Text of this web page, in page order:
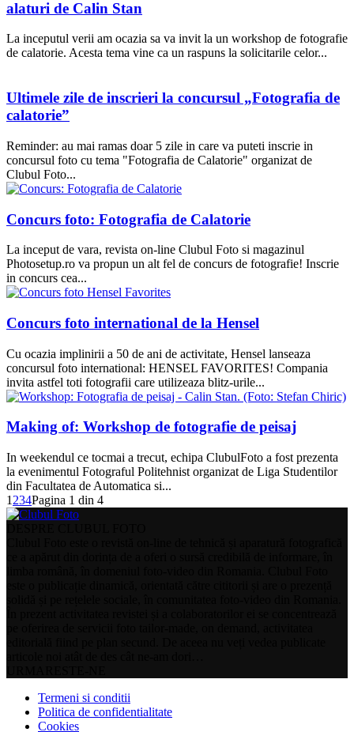
alaturi de Calin Stan
La inceputul verii am ocazia sa va invit la un workshop de fotografie
de calatorie. Acesta tema vine ca un raspuns la solicitarile celor...
Ultimele zile de inscrieri la concursul „Fotografia de
calatorie”
Reminder: au mai ramas doar 5 zile in care va puteti inscrie in
concursul foto cu tema "Fotografia de Calatorie" organizat de
Clubul Foto...
Concurs foto: Fotografia de Calatorie
La inceput de vara, revista on-line Clubul Foto si magazinul
Photosetup.ro va propun un alt fel de concurs de fotografie! Inscrie
in concurs cea...
Concurs foto international de la Hensel
Cu ocazia implinirii a 50 de ani de activitate, Hensel lanseaza
concursul foto international: HENSEL FAVORITES! Compania
invita astfel toti fotografii care utilizeaza blitz-urile...
Making of: Workshop de fotografie de peisaj
In weekendul ce tocmai a trecut, echipa ClubulFoto a fost prezenta
la evenimentul Fotograful Politehnist organizat de Liga Studentilor
din Facultatea de Automatica si...
1 234Pagina 1 din 4
Termeni si conditii
Politica de confidentialitate
Cookies